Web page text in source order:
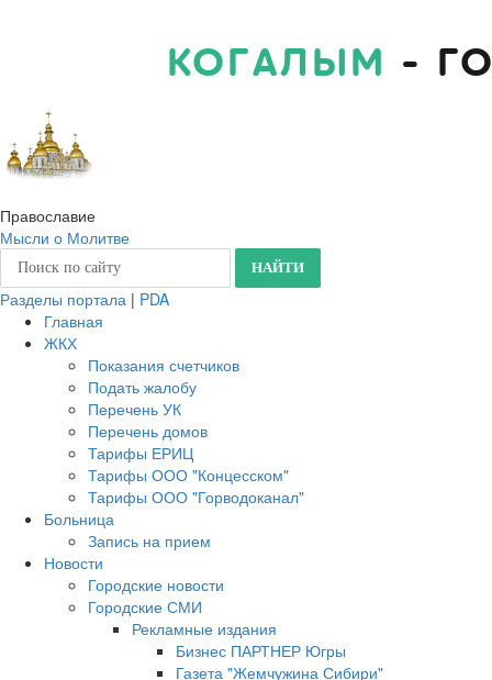
КОГАЛЫМ -
Православие
Мысли о Молитве
Разделы портала | PDA
Главная
ЖКХ
Показания счетчиков
Подать жалобу
Перечень УК
Перечень домов
Тарифы ЕРИЦ
Тарифы ООО "Концесском"
Тарифы ООО "Горводоканал"
Больница
Запись на прием
Новости
Городские новости
Городские СМИ
Рекламные издания
Бизнес ПАРТНЕР Югры
Газета "Жемчужина Сибири"